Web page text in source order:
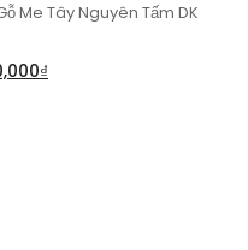
Me Tây Nguyên Tấm DK
₫